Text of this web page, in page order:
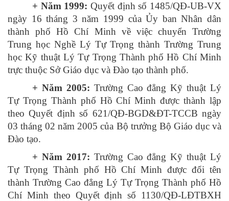
+ Năm 1999: Quyết định số 1485/QĐ-UB-VX
ngày 16 tháng 3 năm 1999 của Ủy ban Nhân dân
thành phố Hồ Chí Minh về việc chuyển Trường
Trung học Nghề Lý Tự Trọng thành Trường Trung
học Kỹ thuật Lý Tự Trọng Thành phố Hồ Chí Minh
trực thuộc Sở Giáo dục và Đào tạo thành phố.
+ Năm 2005: Trường Cao đẳng Kỹ thuật Lý
Tự Trọng Thành phố Hồ Chí Minh được thành lập
theo Quyết định số 621/QĐ-BGD&ĐT-TCCB ngày
03 tháng 02 năm 2005 của Bộ trưởng Bộ Giáo dục và
Đào tạo.
+ Năm 2017: Trường Cao đẳng Kỹ thuật Lý
Tự Trọng Thành phố Hồ Chí Minh được đổi tên
thành Trường Cao đẳng Lý Tự Trọng Thành phố Hồ
Chí Minh theo Quyết định số 1130/QĐ-LĐTBXH